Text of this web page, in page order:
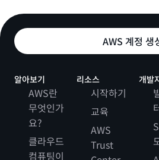
AWS 계정 생
알아보기
AWS란
무엇인가
요?
클라우드
컴퓨팅이
리소스
시작하기
교육
AWS
Trust
개발